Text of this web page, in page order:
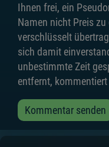
Ihnen frei, ein
Namen nicht Preis
verschlüsselt
sich damit
unbestimmte Zeit
entfernt,
Kommentar senden